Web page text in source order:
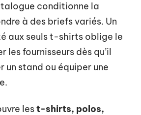
conditionne la
à des briefs variés. Un
aux seuls t-shirts oblige le
les fournisseurs dès qu’il
un stand ou équiper une
lest-shirts, polos,